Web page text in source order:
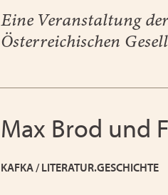
Eine Veranstaltung
Österreichischen
Max Brod und
KAFKA / LITERATUR.GESCHICHTE